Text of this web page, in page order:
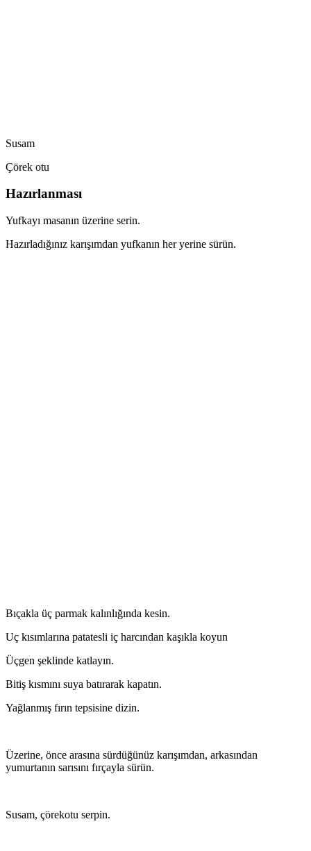
Susam
Çörek otu
Hazırlanması
Yufkayı masanın üzerine serin.
Hazırladığınız karışımdan yufkanın her yerine sürün.
Bıçakla üç parmak kalınlığında kesin.
Uç kısımlarına patatesli iç harcından kaşıkla koyun
Üçgen şeklinde katlayın.
Bitiş kısmını suya batırarak kapatın.
Yağlanmış fırın tepsisine dizin.
Üzerine, önce arasına sürdüğünüz karışımdan, arkasından
yumurtanın sarısını fırçayla sürün.
Susam, çörekotu serpin.